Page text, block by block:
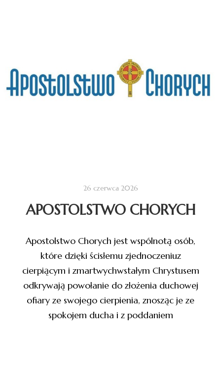
26 czerwca 2026
APOSTOLSTWO CHORYCH
Apostolstwo Chorych jest wspólnotą osób,
które dzięki ścisłemu zjednoczeniuz
cierpiącym i zmartwychwstałym Chrystusem
odkrywają powołanie do złożenia duchowej
ofiary ze swojego cierpienia, znosząc je ze
spokojem ducha i z poddaniem